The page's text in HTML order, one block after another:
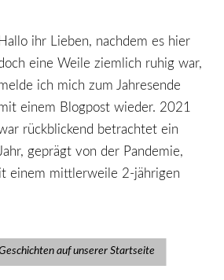
Hallo ihr Lieben, nachdem es hier
eine Weile ziemlich ruhig war,
ich mich zum Jahresende
einem Blogpost wieder. 2021
rückblickend betrachtet ein
geprägt von der Pandemie,
einem mittlerweile 2-jährigen
auf unserer Startseite